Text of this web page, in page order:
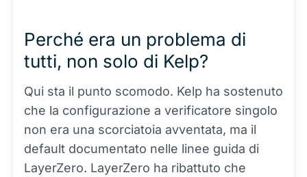
Perché era un problema di
tutti, non solo di Kelp?
Qui sta il punto scomodo. Kelp ha sostenuto
che la configurazione a verificatore singolo
non era una scorciatoia avventata, ma il
default documentato nelle linee guida di
LayerZero. LayerZero ha ribattuto che